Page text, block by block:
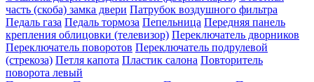
часть (скоба) замка двери Патрубок воздушного фильтра
Педаль газа Педаль тормоза Пепельница Передняя панель
крепления облицовки (телевизор) Переключатель дворников
Переключатель поворотов Переключатель подрулевой
(стрекоза) Петля капота Пластик салона Повторитель
поворота левый